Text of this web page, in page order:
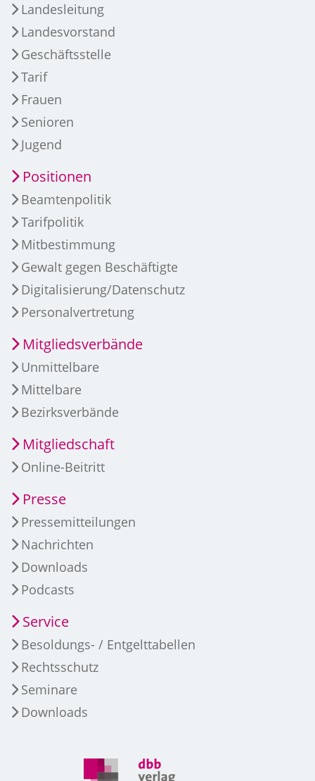
Landesleitung
Landesvorstand
Geschäftsstelle
Tarif
Frauen
Senioren
Jugend
Positionen
Beamtenpolitik
Tarifpolitik
Mitbestimmung
Gewalt gegen Beschäftigte
Digitalisierung/Datenschutz
Personalvertretung
Mitgliedsverbände
Unmittelbare
Mittelbare
Bezirksverbände
Mitgliedschaft
Online-Beitritt
Presse
Pressemitteilungen
Nachrichten
Downloads
Podcasts
Service
Besoldungs- / Entgelttabellen
Rechtsschutz
Seminare
Downloads